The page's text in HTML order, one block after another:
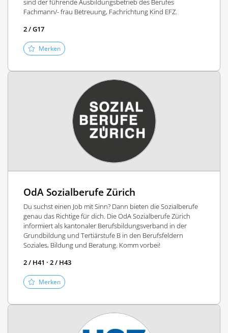
sind der führende Ausbildungsbetrieb des Berufes
Fachmann/- frau Betreuung, Fachrichtung Kind EFZ.
2 / G17
Merken
OdA Sozialberufe Zürich
Du suchst einen Job mit Sinn? Dann bieten die Sozialberufe
genau das Richtige für dich. Die OdA Sozialberufe Zürich
informiert als kantonaler Berufsbildungsverband in der
Grundbildung und Tertiärstufe B in den Berufsfeldern
Soziales, Bildung und Beratung. Komm vorbei!
2 / H41 · 2 / H43
Merken